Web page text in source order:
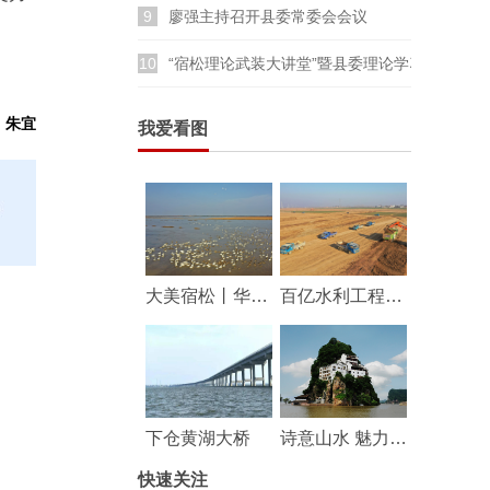
朱宜
9 廖强主持召开县委常委会会议
10 “宿松理论武装大讲堂”暨县委理论学习中心组
我爱看图
大美宿松丨华阳河湖群湿地成鸟类乐园 百亿水利工程——华阳河蓄滞洪区工程建设持续推进
下仓黄湖大桥 诗意山水 魅力宿松
快速关注